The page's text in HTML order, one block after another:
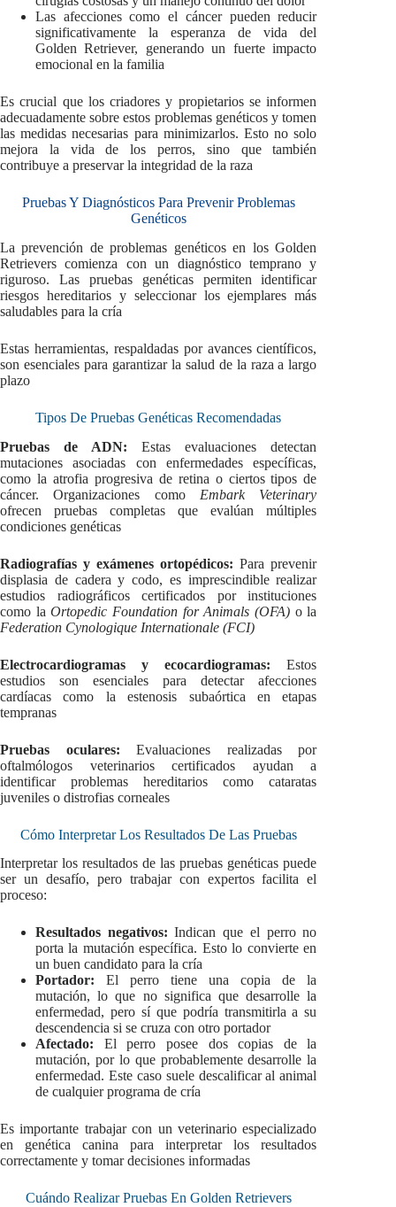
Las afecciones como el cáncer pueden reducir
significativamente la esperanza de vida del
Golden Retriever, generando un fuerte impacto
emocional en la familia
Es crucial que los criadores y propietarios se informen
adecuadamente sobre estos problemas genéticos y tomen
las medidas necesarias para minimizarlos. Esto no solo
mejora la vida de los perros, sino que también
contribuye a preservar la integridad de la raza
Pruebas Y Diagnósticos Para Prevenir Problemas
Genéticos
La prevención de problemas genéticos en los Golden
Retrievers comienza con un diagnóstico temprano y
riguroso. Las pruebas genéticas permiten identificar
riesgos hereditarios y seleccionar los ejemplares más
saludables para la cría
Estas herramientas, respaldadas por avances científicos,
son esenciales para garantizar la salud de la raza a largo
plazo
Tipos De Pruebas Genéticas Recomendadas
Pruebas de ADN: Estas evaluaciones detectan
mutaciones asociadas con enfermedades específicas,
como la atrofia progresiva de retina o ciertos tipos de
cáncer. Organizaciones como Embark Veterinary
ofrecen pruebas completas que evalúan múltiples
condiciones genéticas
Radiografías y exámenes ortopédicos: Para prevenir
displasia de cadera y codo, es imprescindible realizar
estudios radiográficos certificados por instituciones
como laOrtopedic Foundation for Animals (OFA) o la
Federation Cynologique Internationale (FCI)
Electrocardiogramas y ecocardiogramas: Estos
estudios son esenciales para detectar afecciones
cardíacas como la estenosis subaórtica en etapas
tempranas
Pruebas oculares: Evaluaciones realizadas por
oftalmólogos veterinarios certificados ayudan a
identificar problemas hereditarios como cataratas
juveniles o distrofias corneales
Cómo Interpretar Los Resultados De Las Pruebas
Interpretar los resultados de las pruebas genéticas puede
ser un desafío, pero trabajar con expertos facilita el
proceso:
Resultados negativos: Indican que el perro no
porta la mutación específica. Esto lo convierte en
un buen candidato para la cría
Portador: El perro tiene una copia de la
mutación, lo que no significa que desarrolle la
enfermedad, pero sí que podría transmitirla a su
descendencia si se cruza con otro portador
Afectado: El perro posee dos copias de la
mutación, por lo que probablemente desarrolle la
enfermedad. Este caso suele descalificar al animal
de cualquier programa de cría
Es importante trabajar con un veterinario especializado
en genética canina para interpretar los resultados
correctamente y tomar decisiones informadas
Cuándo Realizar Pruebas En Golden Retrievers